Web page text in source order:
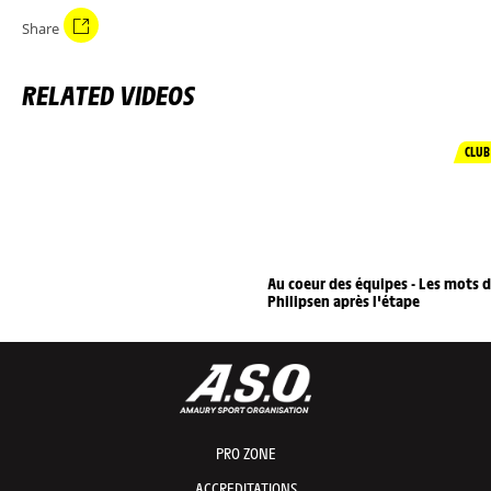
Share
RELATED VIDEOS
CLUB
Au coeur des équipes - Les mots
Philipsen après l'étape
PRO ZONE